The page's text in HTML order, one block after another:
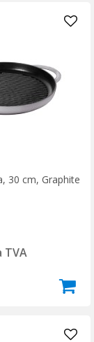
timp
latigăi wok
,
30 cm, Graphite
TVA